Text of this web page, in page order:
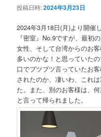
投稿日時:2024年3月23日
2024年3月18日(月)より開催
『密室』No.9ですが、最初
女性、そして台湾からのお
多いのかな！と思っていた
口でブツブツ言っていたお
されたのか、凄いわ、これ
た。また、別のお客様は、
と言って帰られました。